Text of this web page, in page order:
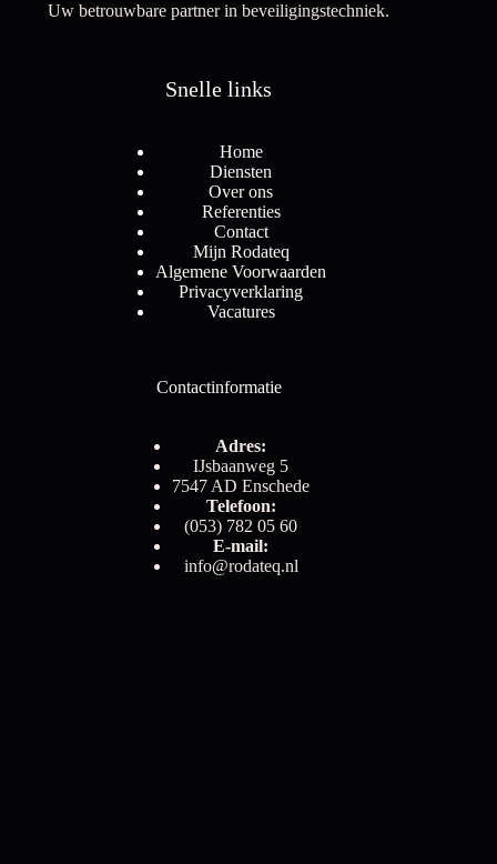
Uw betrouwbare partner in beveiligingstechniek.
Snelle links
Home
Diensten
Over ons
Referenties
Contact
Mijn Rodateq
Algemene Voorwaarden
Privacyverklaring
Vacatures
Contactinformatie
Adres:
IJsbaanweg 5
7547 AD Enschede
Telefoon:
(053) 782 05 60
E-mail:
info@rodateq.nl